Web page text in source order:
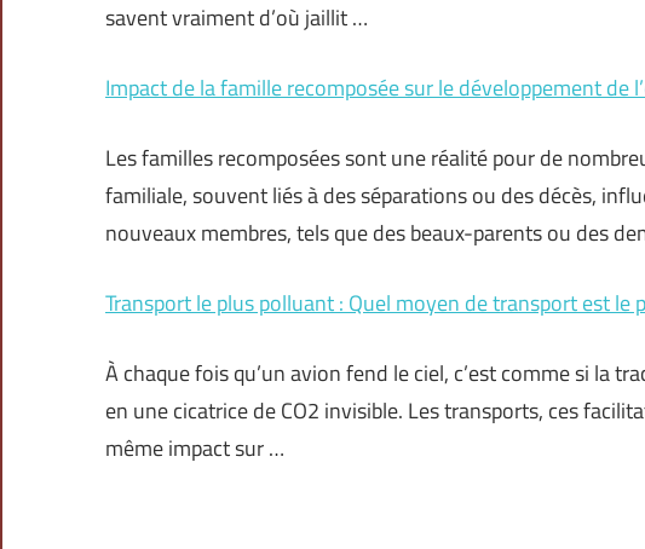
savent vraiment d’où jaillit …
Impact de la famille recomposée sur le développement de
Les familles recomposées sont une réalité pour de
familiale, souvent liés à des séparations ou des décès,
nouveaux membres, tels que des beaux-parents ou des
Transport le plus polluant : Quel moyen de transport est le
À chaque fois qu’un avion fend le ciel, c’est comme si la
en une cicatrice de CO2 invisible. Les transports, ces
même impact sur …